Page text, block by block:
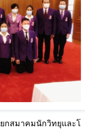
กสมาคมนักวิทยุและโ